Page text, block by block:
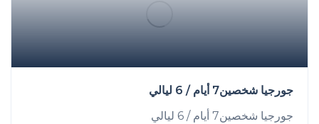
جورجيا شخصين7 أيام / 6 ليالي
جورجيا شخصين7 أيام / 6 ليالي